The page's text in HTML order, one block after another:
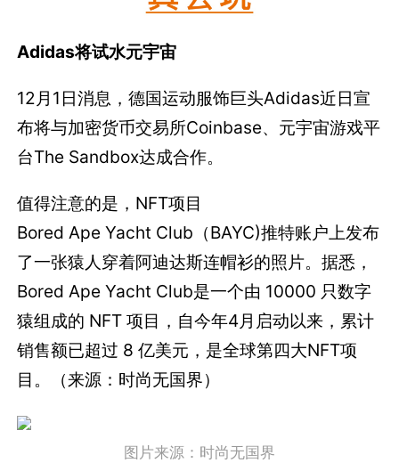
Adidas将试水元宇宙
12月1日消息，德国运动服饰巨头Adidas近日宣
布将与加密货币交易所Coinbase、元宇宙游戏平
台The Sandbox达成合作。
值得注意的是，NFT项目
Bored Ape Yacht Club（BAYC)推特账户上发布
了一张猿人穿着阿迪达斯连帽衫的照片。据悉，
Bored Ape Yacht Club是一个由 10000 只数字
猿组成的 NFT 项目，自今年4月启动以来，累计
销售额已超过 8 亿美元，是全球第四大NFT项
目。（来源：时尚无国界）
图片来源：时尚无国界